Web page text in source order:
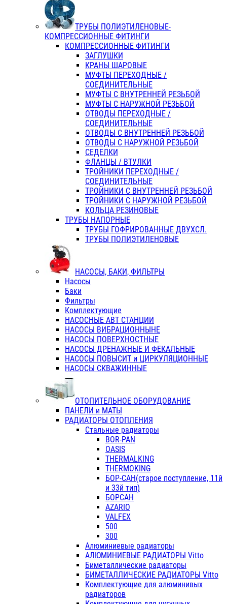
ТРУБЫ ПОЛИЭТИЛЕНОВЫЕ-
КОМПРЕССИОННЫЕ ФИТИНГИ
КОМПРЕССИОННЫЕ ФИТИНГИ
ЗАГЛУШКИ
КРАНЫ ШАРОВЫЕ
МУФТЫ ПЕРЕХОДНЫЕ /
СОЕДИНИТЕЛЬНЫЕ
МУФТЫ С ВНУТРЕННЕЙ РЕЗЬБОЙ
МУФТЫ С НАРУЖНОЙ РЕЗЬБОЙ
ОТВОДЫ ПЕРЕХОДНЫЕ /
СОЕДИНИТЕЛЬНЫЕ
ОТВОДЫ С ВНУТРЕННЕЙ РЕЗЬБОЙ
ОТВОДЫ С НАРУЖНОЙ РЕЗЬБОЙ
СЕДЕЛКИ
ФЛАНЦЫ / ВТУЛКИ
ТРОЙНИКИ ПЕРЕХОДНЫЕ /
СОЕДИНИТЕЛЬНЫЕ
ТРОЙНИКИ С ВНУТРЕННЕЙ РЕЗЬБОЙ
ТРОЙНИКИ С НАРУЖНОЙ РЕЗЬБОЙ
КОЛЬЦА РЕЗИНОВЫЕ
ТРУБЫ НАПОРНЫЕ
ТРУБЫ ГОФРИРОВАННЫЕ ДВУХСЛ.
ТРУБЫ ПОЛИЭТИЛЕНОВЫЕ
НАСОСЫ, БАКИ, ФИЛЬТРЫ
Насосы
Баки
Фильтры
Комплектующие
НАСОСНЫЕ АВТ СТАНЦИИ
НАСОСЫ ВИБРАЦИОННЫНЕ
НАСОСЫ ПОВЕРХНОСТНЫЕ
НАСОСЫ ДРЕНАЖНЫЕ И ФЕКАЛЬНЫЕ
НАСОСЫ ПОВЫСИТ и ЦИРКУЛЯЦИОННЫЕ
НАСОСЫ СКВАЖИННЫЕ
ОТОПИТЕЛЬНОЕ ОБОРУДОВАНИЕ
ПАНЕЛИ и МАТЫ
РАДИАТОРЫ ОТОПЛЕНИЯ
Стальные радиаторы
BOR-PAN
OASIS
THERMALKING
THERMOKING
БОР-САН(старое поступление, 11й
и 33й тип)
БОРСАН
AZARIO
VALFEX
500
300
Алюминиевые радиаторы
АЛЮМИНИЕВЫЕ РАДИАТОРЫ Vitto
Биметаллические радиаторы
БИМЕТАЛЛИЧЕСКИЕ РАДИАТОРЫ Vitto
Комплектующие для алюминивых
радиаторов